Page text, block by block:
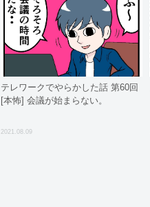
テレワークでやらかした話 第60回
[本怖] 会議が始まらない。
2021.08.09